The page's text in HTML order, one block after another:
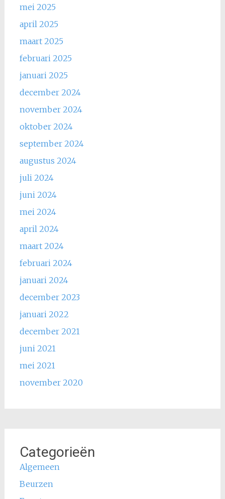
mei 2025
april 2025
maart 2025
februari 2025
januari 2025
december 2024
november 2024
oktober 2024
september 2024
augustus 2024
juli 2024
juni 2024
mei 2024
april 2024
maart 2024
februari 2024
januari 2024
december 2023
januari 2022
december 2021
juni 2021
mei 2021
november 2020
Categorieën
Algemeen
Beurzen